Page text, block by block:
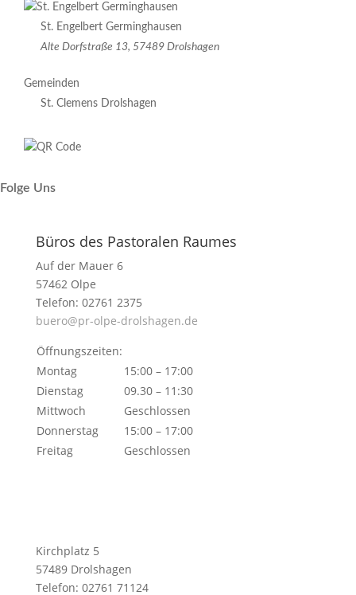
St. Engelbert Germinghausen
Alte Dorfstraße 13, 57489 Drolshagen
Gemeinden
St. Clemens Drolshagen
Folge Uns
Büros des Pastoralen Raumes
Auf der Mauer 6
57462 Olpe
Telefon: 02761 2375
buero@pr-olpe-drolshagen.de
Öffnungszeiten:
Montag
15:00 – 17:00
Dienstag
09.30 – 11:30
Mittwoch
Geschlossen
Donnerstag
15:00 – 17:00
Freitag
Geschlossen
Kirchplatz 5
57489 Drolshagen
Telefon: 02761 71124